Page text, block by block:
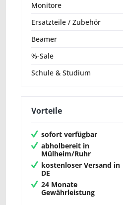
Monitore
Ersatzteile / Zubehör
Beamer
%-Sale
Schule & Studium
Vorteile
sofort verfügbar
abholbereit in
Mülheim/Ruhr
kostenloser Versand in
DE
24 Monate
Gewährleistung